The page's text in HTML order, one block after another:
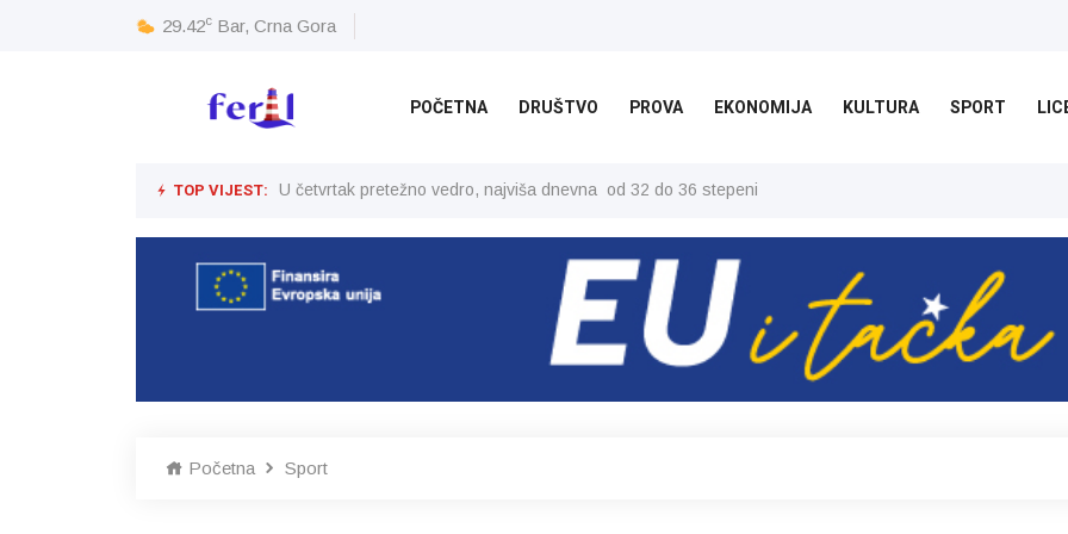
29.42c Bar, Crna Gora
POČETNA DRUŠTVO PROVA EKONOMIJA KULTURA SPORT
TOP VIJEST: U četvrtak pretežno vedro, najviša dnevna od 32 do 36 stepeni
Početna Sport